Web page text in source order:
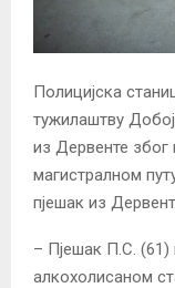
Полицијска
тужилаштву
из Дервенте
магистралном
пјешак из
– Пјешак П.С. (61)
алкохолисаном